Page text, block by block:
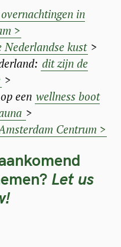
in
>
Nederlandse kust >
dit zijn de
>
een wellness boot
>
Centrum >
Let us